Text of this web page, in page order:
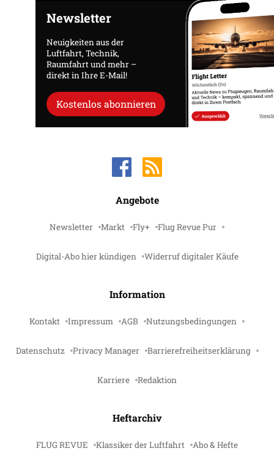
Newsletter
Neuigkeiten aus der
Luftfahrt, Technik,
Raumfahrt und mehr –
direkt in Ihre E-Mail!
Kostenlos abonnieren
Angebote
Newsletter Markt Fly+ Flug Revue Pur
Digital-Abo hier kündigen Widerruf digitaler Käufe
Information
Kontakt Impressum AGB Nutzungsbedingungen
Datenschutz Privacy Manager Barrierefreiheitserklärung
Karriere Redaktion
Heftarchiv
FLUG REVUE Klassiker der Luftfahrt Abo & Hefte